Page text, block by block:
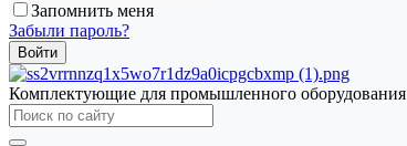
Запомнить меня
Забыли пароль?
Комплектующие для промышленного оборудования